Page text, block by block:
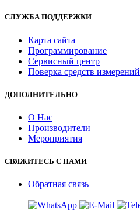
СЛУЖБА ПОДДЕРЖКИ
Карта сайта
Программирование
Сервисный центр
Поверка средств измерений
ДОПОЛНИТЕЛЬНО
О Нас
Производители
Мероприятия
СВЯЖИТЕСЬ С НАМИ
Обратная связь